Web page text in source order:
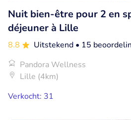
Nuit bien-être pour 2 en
déjeuner à Lille
8.8 Uitstekend • 15
Pandora Wellness
Lille (4km)
Verkocht: 31